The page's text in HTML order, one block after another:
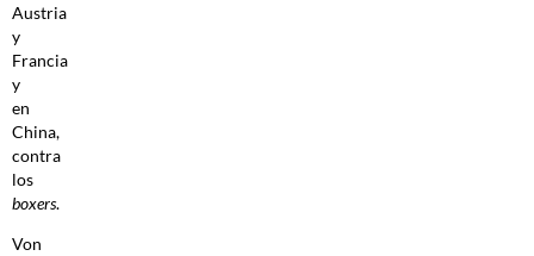
Austria
y
Francia
y
en
China,
contra
los
boxers.
Von